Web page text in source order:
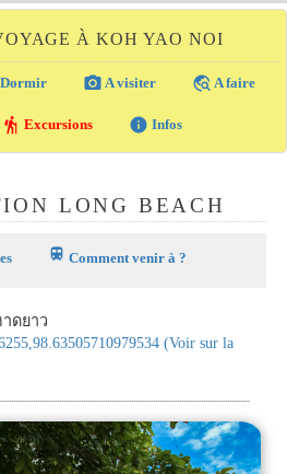
À KOH YAO NOI
Dormir photo_camera A visiter travel_explore A faire
hiking Excursions info Infos
LONG BEACH
train Comment venir à ?
าดยาว
(Voir sur la